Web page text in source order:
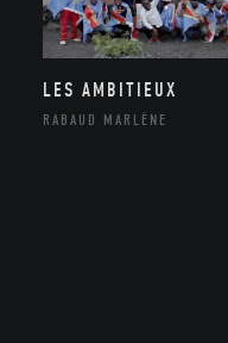
LES AMBITIEUX
RABAUD MARLÈNE